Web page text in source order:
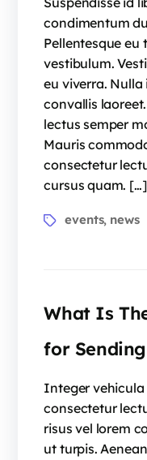
condimentum
Pellentesque
vestibulum.
eu viverra.
convallis
lectus semper
Mauris
consectetur
cursus quam. […]
events, news
What Is
for
Integer vehicula
consectetur
risus vel lorem
ut turpis.